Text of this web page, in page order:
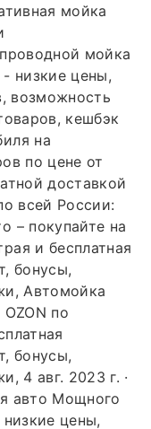
мойка
мойка
низкие цены,
возможность
кешбэк
на
по цене от
доставкой
всей России:
– покупайте на
и бесплатная
бонусы,
Автомойка
по
бонусы,
4 авг. 2023 г. ·
авто Мощного
цены,